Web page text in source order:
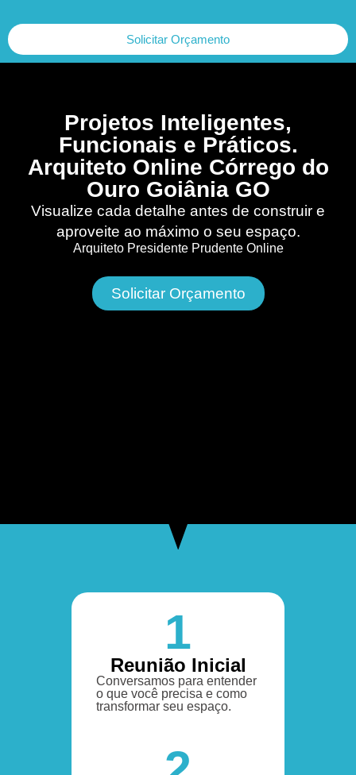
Solicitar Orçamento
Projetos Inteligentes,
Funcionais e Práticos.
Arquiteto Online Córrego do
Ouro Goiânia GO
Visualize cada detalhe antes de construir e
aproveite ao máximo o seu espaço.
Arquiteto Presidente Prudente Online
Solicitar Orçamento
1
Reunião Inicial
Conversamos para entender
o que você precisa e como
transformar seu espaço.